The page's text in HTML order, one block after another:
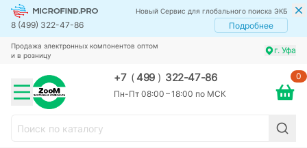
Новый Сервис для глобального поиска ЭКБ
8 (499) 322-47-86 Подробнее
Продажа электронных компонентов оптом
и в розницу
г. Уфа
+7 (499 ) 322-47-86
Пн-Пт 08:00 – 18:00 по МСК
0